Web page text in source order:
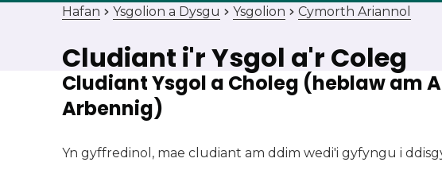
Hafan Ysgolion a Dysgu Ysgolion Cymorth Ariannol
Cludiant i'r Ysgol a'r Coleg
Cludiant Ysgol a Choleg (heblaw am
Arbennig)
Yn gyffredinol, mae cludiant am ddim wedi'i gyfyngu i